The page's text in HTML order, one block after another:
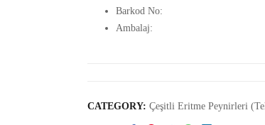
Barkod No:
Ambalaj:
CATEGORY: Çeşitli Eritme Peynirleri